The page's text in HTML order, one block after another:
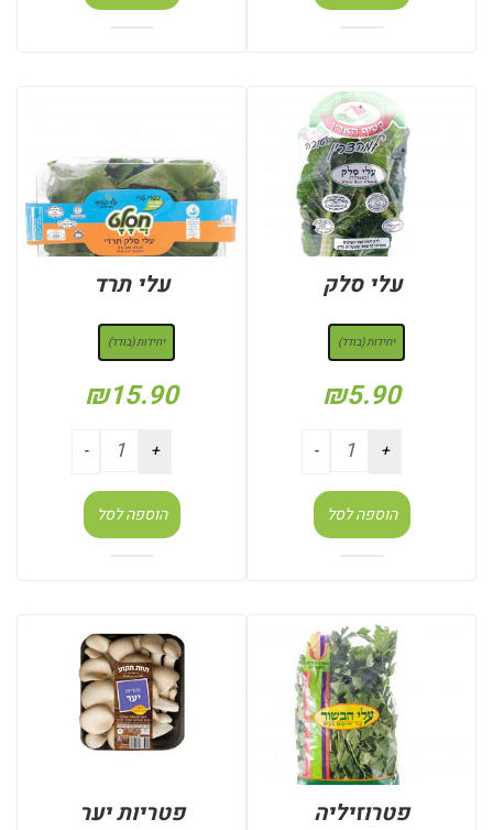
עלי סלק
יחידות (בודד)
₪5.90
הוספה לסל
עלי תרד
יחידות (בודד)
₪15.90
הוספה לסל
פטרוזיליה פטריות יער